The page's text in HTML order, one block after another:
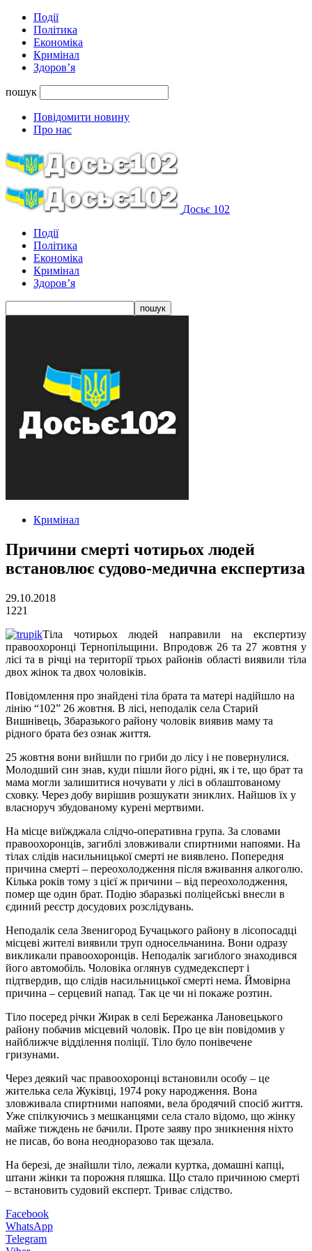
Події
Політика
Економіка
Кримінал
Здоров’я
пошук
Повідомити новину
Про нас
Досьє 102
Події
Політика
Економіка
Кримінал
Здоров’я
Кримінал
Причини смерті чотирьох людей
встановлює судово-медична експертиза
29.10.2018
1221
Тіла чотирьох людей направили на експертизу
правоохоронці Тернопільщини. Впродовж 26 та 27 жовтня у
лісі та в річці на території трьох районів області виявили тіла
двох жінок та двох чоловіків.
Повідомлення про знайдені тіла брата та матері надійшло на
лінію “102” 26 жовтня. В лісі, неподалік села Старий
Вишнівець, Збаразького району чоловік виявив маму та
рідного брата без ознак життя.
25 жовтня вони вийшли по гриби до лісу і не повернулися.
Молодший син знав, куди пішли його рідні, як і те, що брат та
мама могли залишитися ночувати у лісі в облаштованому
сховку. Через добу вирішив розшукати зниклих. Найшов їх у
власноруч збудованому курені мертвими.
На місце виїжджала слідчо-оперативна група. За словами
правоохоронців, загиблі зловживали спиртними напоями. На
тілах слідів насильницької смерті не виявлено. Попередня
причина смерті – переохолодження після вживання алкоголю.
Кілька років тому з цієї ж причини – від переохолодження,
помер ще один брат. Подію збаразькі поліцейські внесли в
єдиний реєстр досудових розслідувань.
Неподалік села Звенигород Бучацького району в лісопосадці
місцеві жителі виявили труп односельчанина. Вони одразу
викликали правоохоронців. Неподалік загиблого знаходився
його автомобіль. Чоловіка оглянув судмедексперт і
підтвердив, що слідів насильницької смерті нема. Ймовірна
причина – серцевий напад. Так це чи ні покаже розтин.
Тіло посеред річки Жирак в селі Бережанка Лановецького
району побачив місцевий чоловік. Про це він повідомив у
найближче відділення поліції. Тіло було понівечене
гризунами.
Через деякий час правоохоронці встановили особу – це
жителька села Жуківці, 1974 року народження. Вона
зловживала спиртними напоями, вела бродячий спосіб життя.
Уже спілкуючись з мешканцями села стало відомо, що жінку
майже тиждень не бачили. Проте заяву про зникнення ніхто
не писав, бо вона неодноразово так щезала.
На березі, де знайшли тіло, лежали куртка, домашні капці,
штани жінки та порожня пляшка. Що стало причиною смерті
– встановить судовий експерт. Триває слідство.
Facebook
WhatsApp
Telegram